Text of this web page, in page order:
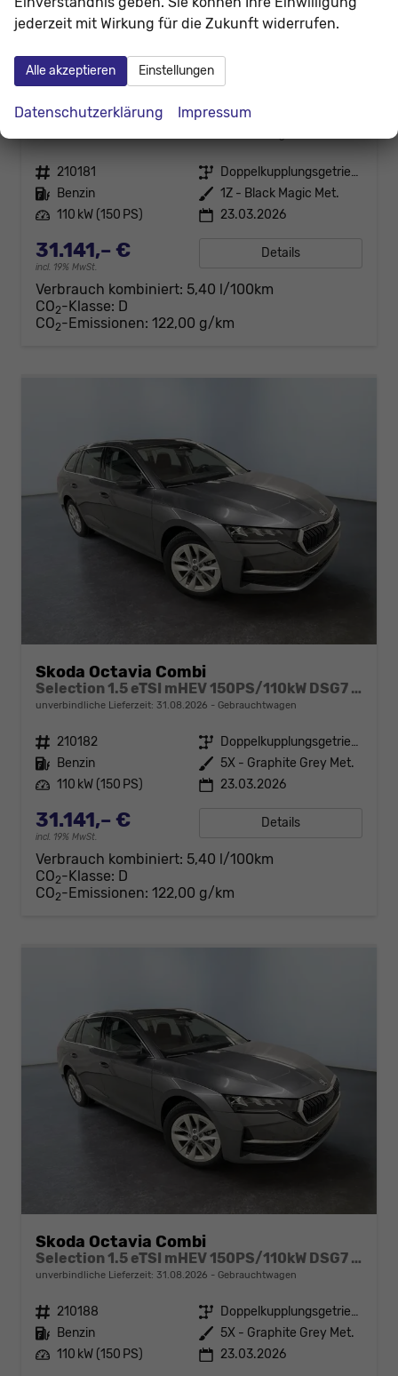
Skoda Octavia Combi
Fahrzeugnr. 210181 Getriebe
Doppelkupplungsgetriebe (DSG)
Kraftstoff Benzin Außenfarbe 1Z - Black Magic Met.
Leistung 110 kW (150 PS) 23.03.2026
31.141,– €
incl. 19% MwSt.
Details
Verbrauch kombiniert: 5,40 l/100km
CO2-Klasse: D
CO2-Emissionen: 122,00 g/km
Skoda Octavia Combi
Selection 1.5 eTSI mHEV 150PS/110kW DSG7 2026 +AHK+3-ZONE+RFK+KESSY+EL.HECK+BHZ. LENKRAD
unverbindliche Lieferzeit: 31.08.2026 Gebrauchtwagen
Fahrzeugnr. 210182 Getriebe
Doppelkupplungsgetriebe (DSG)
Kraftstoff Benzin Außenfarbe 5X - Graphite Grey Met.
Leistung 110 kW (150 PS) 23.03.2026
31.141,– €
incl. 19% MwSt.
Details
Verbrauch kombiniert: 5,40 l/100km
CO2-Klasse: D
CO2-Emissionen: 122,00 g/km
Skoda Octavia Combi
Selection 1.5 eTSI mHEV 150PS/110kW DSG7 2026 +AHK+SUNSET+3-ZONE+RFK+KESSY+EL.HECK+BHZ. LENKRAD
unverbindliche Lieferzeit: 31.08.2026 Gebrauchtwagen
Fahrzeugnr. 210188 Getriebe
Doppelkupplungsgetriebe (DSG)
Kraftstoff Benzin Außenfarbe 5X - Graphite Grey Met.
Leistung 110 kW (150 PS) 23.03.2026
jederzeit mit Wirkung für die Zukunft widerrufen.
Alle akzeptieren Einstellungen
Datenschutzerklärung Impressum